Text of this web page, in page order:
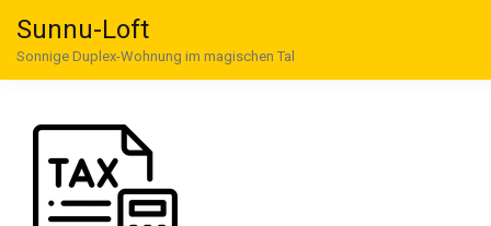
Sunnu-Loft
Sonnige Duplex-Wohnung im magischen Tal